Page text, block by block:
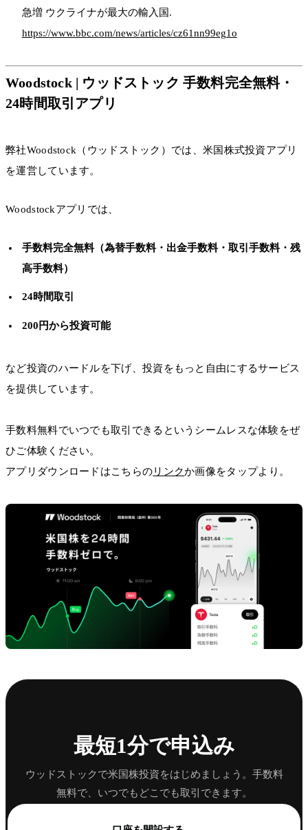
急増 ウクライナが最大の輸入国.
https://www.bbc.com/news/articles/cz61nn99eg1o​
Woodstock | ウッドストック 手数料完全無料・
24時間取引アプリ
弊社Woodstock（ウッドストック）では、米国株式投資アプリ
を運営しています。
Woodstockアプリでは、
手数料完全無料（為替手数料・出金手数料・取引手数料・残
高手数料）
24時間取引
200円から投資可能
など投資のハードルを下げ、投資をもっと自由にするサービス
を提供しています。
手数料無料でいつでも取引できるというシームレスな体験をぜ
ひご体験ください。
アプリダウンロードはこちらのリンクか画像をタップより。
最短1分で申込み
ウッドストックで米国株投資をはじめましょう。手数料
無料で、いつでもどこでも取引できます。